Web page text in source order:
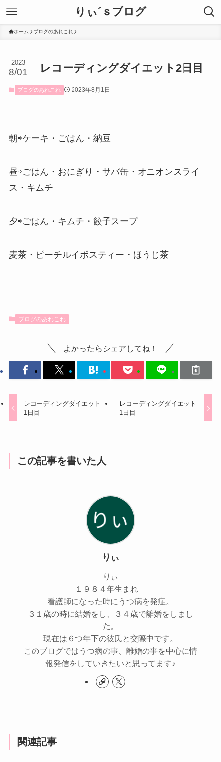
りぃ´ｓブログ
ホーム ブログのあれこれ
レコーディングダイエット2日目
2023
8/01
ブログのあれこれ 2023年8月1日
朝⇨ケーキ・ごはん・納豆
昼⇨ごはん・おにぎり・サバ缶・オニオンスライ
ス・キムチ
夕⇨ごはん・キムチ・餃子スープ
麦茶・ピーチルイボスティー・ほうじ茶
ブログのあれこれ
よかったらシェアしてね！
レコーディングダイエット
1日目
レコーディングダイエット
1日目
この記事を書いた人
りぃ
りぃ
１９８４年生まれ
看護師になった時にうつ病を発症。
３１歳の時に結婚をし、３４歳で離婚をしまし
た。
現在は６つ年下の彼氏と交際中です。
このブログではうつ病の事、離婚の事を中心に情
報発信をしていきたいと思ってます♪
関連記事